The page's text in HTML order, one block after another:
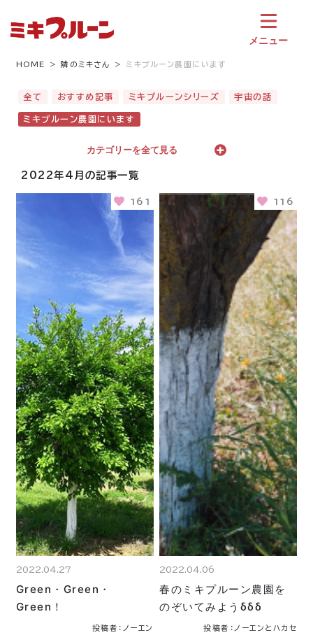
メニュー
HOME 隣のミキさん ミキプルーン農園にいます
全て おすすめ記事 ミキプルーンシリーズ 宇宙の話
ミキプルーン農園にいます
カテゴリーを全て見る
2022年4月の記事一覧
161
2022.04.27
Green・Green・
Green！
投稿者：ノーエン
116
2022.04.06
春のミキプルーン農園を
のぞいてみようδδδ
投稿者：ノーエンとハカセ